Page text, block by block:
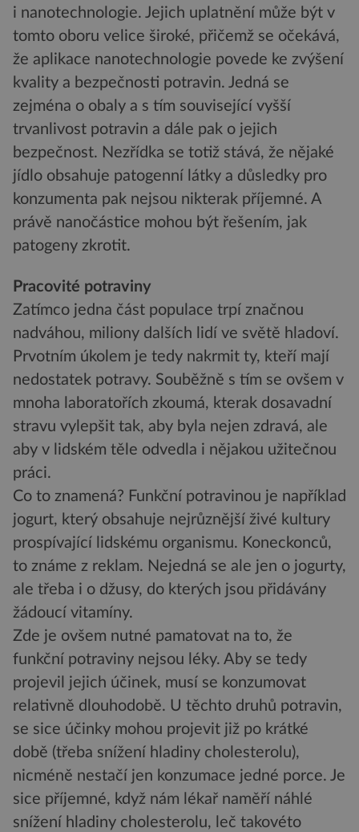
i nanotechnologie. Jejich uplatnění může být v
tomto oboru velice široké, přičemž se očekává,
že aplikace nanotechnologie povede ke zvýšení
kvality a bezpečnosti potravin. Jedná se
zejména o obaly a s tím související vyšší
trvanlivost potravin a dále pak o jejich
bezpečnost. Nezřídka se totiž stává, že nějaké
jídlo obsahuje patogenní látky a důsledky pro
konzumenta pak nejsou nikterak příjemné. A
právě nanočástice mohou být řešením, jak
patogeny zkrotit.
Pracovité potraviny
Zatímco jedna část populace trpí značnou
nadváhou, miliony dalších lidí ve světě hladoví.
Prvotním úkolem je tedy nakrmit ty, kteří mají
nedostatek potravy. Souběžně s tím se ovšem v
mnoha laboratořích zkoumá, kterak dosavadní
stravu vylepšit tak, aby byla nejen zdravá, ale
aby v lidském těle odvedla i nějakou užitečnou
práci.
Co to znamená? Funkční potravinou je například
jogurt, který obsahuje nejrůznější živé kultury
prospívající lidskému organismu. Koneckonců,
to známe z reklam. Nejedná se ale jen o jogurty,
ale třeba i o džusy, do kterých jsou přidávány
žádoucí vitamíny.
Zde je ovšem nutné pamatovat na to, že
funkční potraviny nejsou léky. Aby se tedy
projevil jejich účinek, musí se konzumovat
relativně dlouhodobě. U těchto druhů potravin,
se sice účinky mohou projevit již po krátké
době (třeba snížení hladiny cholesterolu),
nicméně nestačí jen konzumace jedné porce. Je
sice příjemné, když nám lékař naměří náhlé
snížení hladiny cholesterolu, leč takovéto